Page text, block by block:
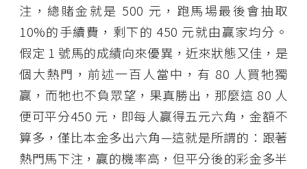
注，總賭金就是 500 元，跑馬場最後會抽取
10%的手續費，剩下的 450 元就由贏家均分。
假定 1 號馬的成績向來優異，近來狀態又佳，是
個大熱門，前述一百人當中，有 80 人買牠獨
贏，而牠也不負眾望，果真勝出，那麼這 80 人
便可平分450 元，即每人贏得五元六角，金額不
算多，僅比本金多出六角—這就是所謂的：跟著
熱門馬下注，贏的機率高，但平分後的彩金多半